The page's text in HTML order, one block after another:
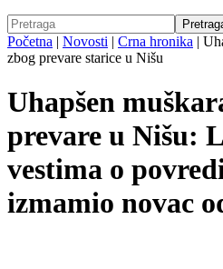
Početna | Novosti | Crna hronika |
zbog prevare starice u Nišu
Uhapšen
prevare u Nišu:
vestima o
izmamio novac